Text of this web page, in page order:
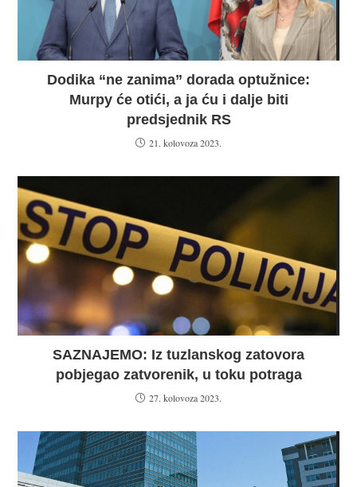
Dodika “ne zanima” dorada optužnice:
Murpy će otići, a ja ću i dalje biti
predsjednik RS
21. kolovoza 2023.
SAZNAJEMO: Iz tuzlanskog zatovora
pobjegao zatvorenik, u toku potraga
27. kolovoza 2023.